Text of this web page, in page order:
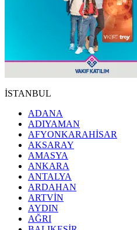
İSTANBUL
ADANA
ADIYAMAN
AFYONKARAHİSAR
AKSARAY
AMASYA
ANKARA
ANTALYA
ARDAHAN
ARTVİN
AYDIN
AĞRI